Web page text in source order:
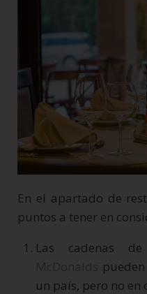
En el apartado de
puntos a tener en
Las cadenas
McDonalds
un país, pero no en